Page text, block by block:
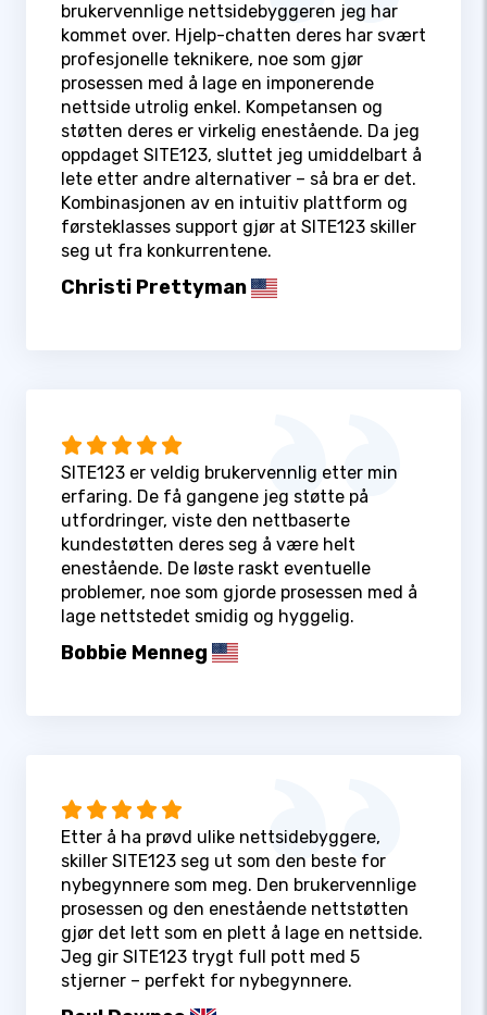
brukervennlige nettsidebyggeren jeg har
kommet over. Hjelp-chatten deres har svært
profesjonelle teknikere, noe som gjør
prosessen med å lage en imponerende
nettside utrolig enkel. Kompetansen og
støtten deres er virkelig enestående. Da jeg
oppdaget SITE123, sluttet jeg umiddelbart å
lete etter andre alternativer – så bra er det.
Kombinasjonen av en intuitiv plattform og
førsteklasses support gjør at SITE123 skiller
seg ut fra konkurrentene.
Christi Prettyman
SITE123 er veldig brukervennlig etter min
erfaring. De få gangene jeg støtte på
utfordringer, viste den nettbaserte
kundestøtten deres seg å være helt
enestående. De løste raskt eventuelle
problemer, noe som gjorde prosessen med å
lage nettstedet smidig og hyggelig.
Bobbie Menneg
Etter å ha prøvd ulike nettsidebyggere,
skiller SITE123 seg ut som den beste for
nybegynnere som meg. Den brukervennlige
prosessen og den enestående nettstøtten
gjør det lett som en plett å lage en nettside.
Jeg gir SITE123 trygt full pott med 5
stjerner – perfekt for nybegynnere.